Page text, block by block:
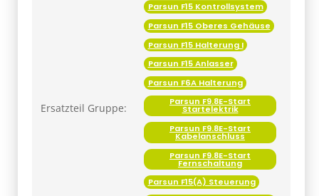
Ersatzteil Gruppe:
Parsun F15 Kontrollsystem
Parsun F15 Oberes Gehäuse
Parsun F15 Halterung I
Parsun F15 Anlasser
Parsun F6A Halterung
Parsun F9.8E-Start
Startelektrik
Parsun F9.8E-Start
Kabelanschluss
Parsun F9.8E-Start
Fernschaltung
Parsun F15(A) Steuerung